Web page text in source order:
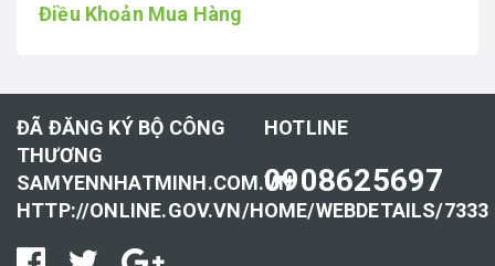
Điều Khoản Mua Hàng
ĐÃ ĐĂNG KÝ BỘ CÔNG
THƯƠNG
SAMYENNHATMINH.COM.VN
HTTP://ONLINE.GOV.VN/HOME/WEBDETAILS/7333
HOTLINE
0908625697